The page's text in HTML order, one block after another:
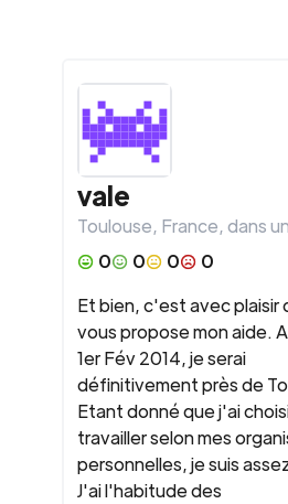
vale
Toulouse, France, dans
0
0 0
0
Et bien, c'est avec plaisir
vous propose mon aide.
1er Fév 2014, je serai
définitivement près de
Etant donné que j'ai
travailler selon mes
personnelles, je suis
J'ai l'habitude des